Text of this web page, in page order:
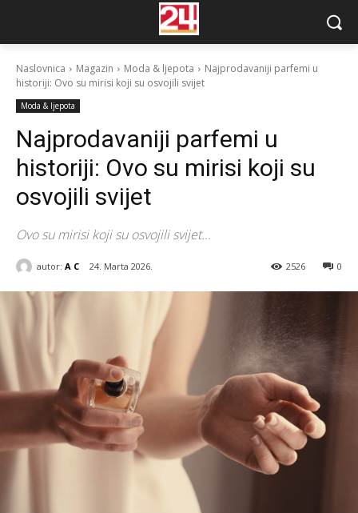
Naslovnica Magazin Moda & ljepota
Najprodavaniji parfemi u
historiji: Ovo su mirisi koji su osvojili svijet
Moda & ljepota
Najprodavaniji parfemi u
historiji: Ovo su mirisi koji su
osvojili svijet
Ovo su mirisi koji su osvojili svijet...
autor: A C 24. Marta 2026. 0
2526